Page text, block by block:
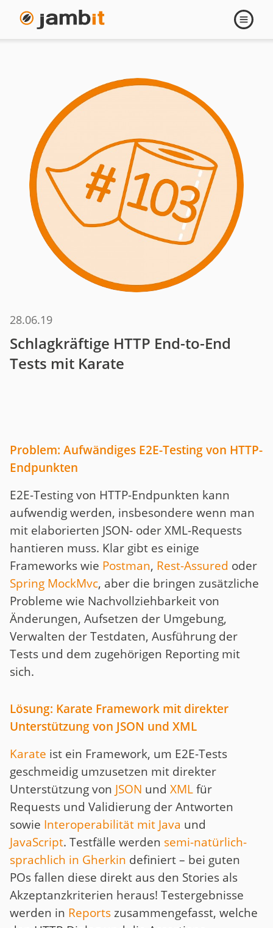
öffnen
28.06.19
Schlagkräftige HTTP End-to-End
Tests mit Karate
Problem: Aufwändiges E2E-Testing von HTTP-
Endpunkten
E2E-Testing von HTTP-Endpunkten kann
aufwendig werden, insbesondere wenn man
mit elaborierten JSON- oder XML-Requests
hantieren muss. Klar gibt es einige
Frameworks wie Postman, Rest-Assured oder
Spring MockMvc, aber die bringen zusätzliche
Probleme wie Nachvollziehbarkeit von
Änderungen, Aufsetzen der Umgebung,
Verwalten der Testdaten, Ausführung der
Tests und dem zugehörigen Reporting mit
sich.
Lösung: Karate Framework mit direkter
Unterstützung von JSON und XML
Karate ist ein Framework, um E2E-Tests
geschmeidig umzusetzen mit direkter
Unterstützung von JSON und XMLfür
Requests und Validierung der Antworten
sowie Interoperabilität mit Java und
JavaScript. Testfälle werden semi-natürlich-
sprachlich in Gherkin definiert – bei guten
POs fallen diese direkt aus den Stories als
Akzeptanzkriterien heraus! Testergebnisse
werden in Reportszusammengefasst, welche